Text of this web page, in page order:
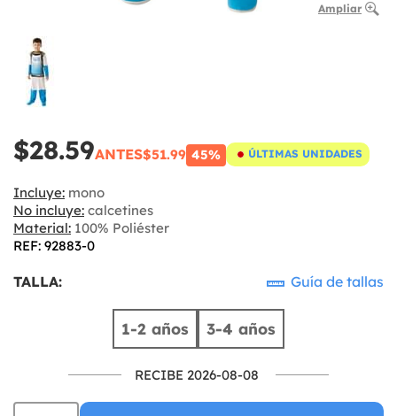
Ampliar
$28.59ANTES$51.99 45% ÚLTIMAS UNIDADES
Incluye: mono
No incluye: calcetines
Material: 100% Poliéster
REF: 92883-0
TALLA: Guía de tallas
1-2 años 3-4 años
RECIBE 2026-08-08